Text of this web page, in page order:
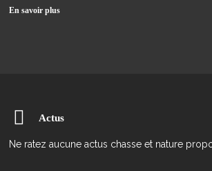
En savoir plus
Actus
Ne ratez aucune actus chasse et nature